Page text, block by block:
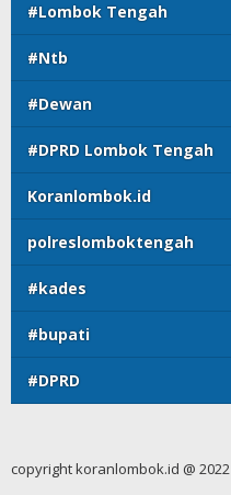
#Lombok Tengah
#Ntb
#Dewan
#DPRD Lombok Tengah
Koranlombok.id
polreslomboktengah
#kades
#bupati
#DPRD
copyright koranlombok.id @ 2022